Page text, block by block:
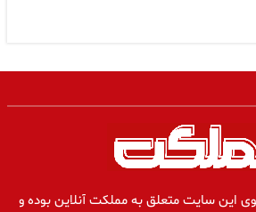
این سایت متعلق به مملکت آنلاین بوده و